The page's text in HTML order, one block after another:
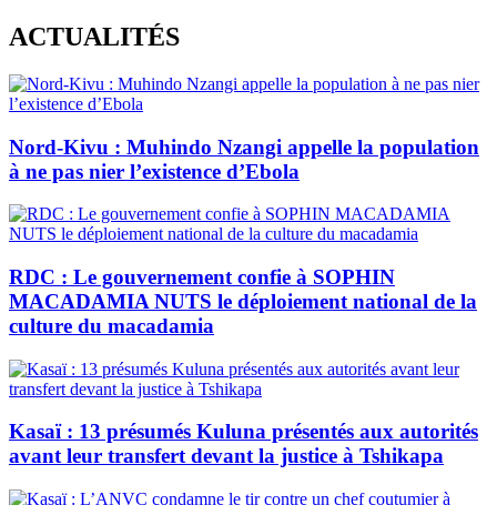
Skip
to
content
ACTUALITÉS
Nord-Kivu : Muhindo Nzangi appelle la population
à ne pas nier l’existence d’Ebola
RDC : Le gouvernement confie à SOPHIN
MACADAMIA NUTS le déploiement national de la
culture du macadamia
Kasaï : 13 présumés Kuluna présentés aux autorités
avant leur transfert devant la justice à Tshikapa